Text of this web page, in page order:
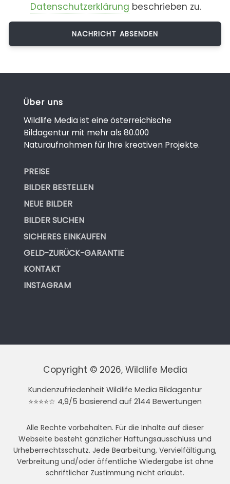
Datenschutzerklärung beschrieben zu.
Über uns
Wildlife Media ist eine österreichische
Bildagentur mit mehr als 80.000
Naturaufnahmen für Ihre kreativen Projekte.
PREISE
BILDER BESTELLEN
NEUE BILDER
BILDER SUCHEN
SICHERES EINKAUFEN
GELD-ZURÜCK-GARANTIE
KONTAKT
INSTAGRAM
Copyright © 2026, Wildlife Media
Kundenzufriedenheit Wildlife Media Bildagentur
⭐⭐⭐⭐☆ 4,9/5 basierend auf 2144 Bewertungen
Alle Rechte vorbehalten. Für die Inhalte auf dieser
Webseite besteht gänzlicher Haftungsausschluss und
Urheberrechtsschutz. Jede Bearbeitung, Vervielfältigung,
Verbreitung und/oder öffentliche Wiedergabe ist ohne
schriftlicher Zustimmung nicht erlaubt.